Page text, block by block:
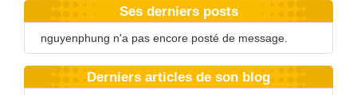
Ses derniers posts
nguyenphung n'a pas encore posté de message.
Derniers articles de son blog